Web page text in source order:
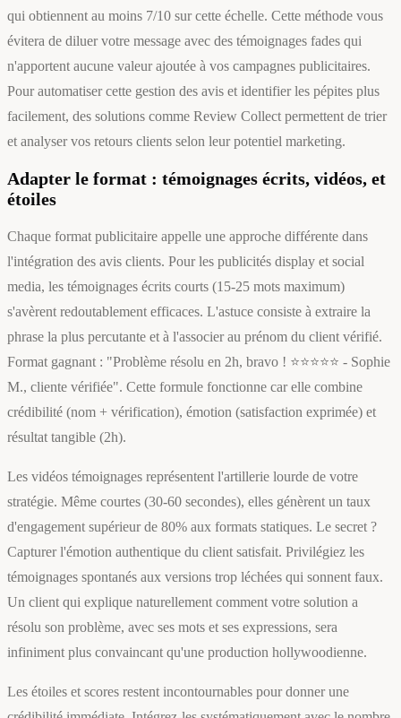
qui obtiennent au moins 7/10 sur cette échelle. Cette méthode vous
évitera de diluer votre message avec des témoignages fades qui
n'apportent aucune valeur ajoutée à vos campagnes publicitaires.
Pour automatiser cette gestion des avis et identifier les pépites plus
facilement, des solutions comme Review Collect permettent de trier
et analyser vos retours clients selon leur potentiel marketing.
Adapter le format : témoignages écrits, vidéos, et
étoiles
Chaque format publicitaire appelle une approche différente dans
l'intégration des avis clients. Pour les publicités display et social
media, les témoignages écrits courts (15-25 mots maximum)
s'avèrent redoutablement efficaces. L'astuce consiste à extraire la
phrase la plus percutante et à l'associer au prénom du client vérifié.
Format gagnant : "Problème résolu en 2h, bravo ! ⭐⭐⭐⭐⭐ - Sophie
M., cliente vérifiée". Cette formule fonctionne car elle combine
crédibilité (nom + vérification), émotion (satisfaction exprimée) et
résultat tangible (2h).
Les vidéos témoignages représentent l'artillerie lourde de votre
stratégie. Même courtes (30-60 secondes), elles génèrent un taux
d'engagement supérieur de 80% aux formats statiques. Le secret ?
Capturer l'émotion authentique du client satisfait. Privilégiez les
témoignages spontanés aux versions trop léchées qui sonnent faux.
Un client qui explique naturellement comment votre solution a
résolu son problème, avec ses mots et ses expressions, sera
infiniment plus convaincant qu'une production hollywoodienne.
Les étoiles et scores restent incontournables pour donner une